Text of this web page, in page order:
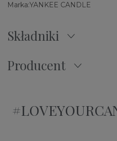
Marka:YANKEE CANDLE
Składniki
Producent